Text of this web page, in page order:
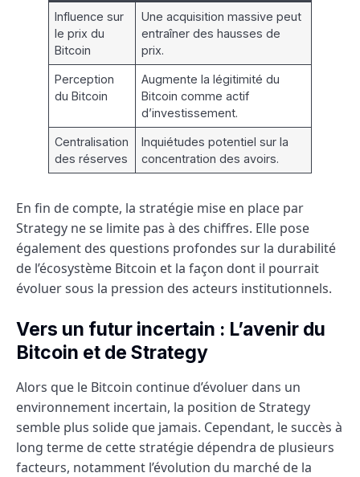
Influence sur
le prix du
Bitcoin
Une acquisition massive peut
entraîner des hausses de
prix.
Perception
du Bitcoin
Augmente la légitimité du
Bitcoin comme actif
d’investissement.
Centralisation
des réserves
Inquiétudes potentiel sur la
concentration des avoirs.
En fin de compte, la stratégie mise en place par
Strategy ne se limite pas à des chiffres. Elle pose
également des questions profondes sur la durabilité
de l’écosystème Bitcoin et la façon dont il pourrait
évoluer sous la pression des acteurs institutionnels.
Vers un futur incertain : L’avenir du
Bitcoin et de Strategy
Alors que le Bitcoin continue d’évoluer dans un
environnement incertain, la position de Strategy
semble plus solide que jamais. Cependant, le succès à
long terme de cette stratégie dépendra de plusieurs
facteurs, notamment l’évolution du marché de la